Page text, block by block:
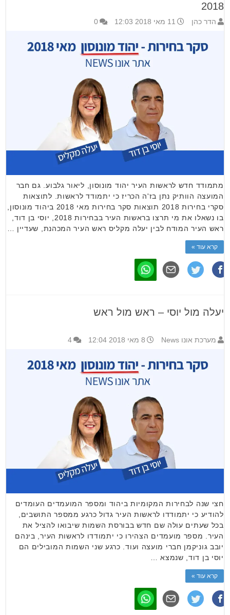
2018
הדר כהן 11 מאי 2018 12:03 0
מתמודד חדש לראשות העיר יהוד מונוסון, ליאור גלבוע. גם חבר
המועצה הוותיק נתן בז'ה הכריז כי יתמודד לראשות. לתוצאות
סקרי בחירות 2018 תוצאות סקר בחירות מאי 2018 ביהוד מונוסון,
בו נשאלו את מי תרצו בראשות העיר בבחירות 2018, יוסי בן דוד,
ראש העיר המודח לבין יעלה מקליס ראש העיר המכהנת, שעדיין …
קרא עוד »
יעלה מול יוסי – ראש מול ראש
מערכת אונו News 8 מאי 2018 12:04 4
חצי שנה לבחירות המקומיות ביהוד ומספר המועמדים העומדים
להודיע כי יתמודדו לראשות העיר גדול כרגע ממספר התושבים,
בכל שעתים עולה שם חדש בבורסת השמות שיבואו להציל את
העיר. מספר מועמדים הצהירו כי יתמודדו לראשות העיר, בינהם
יובב גוניקמן חברי מועצה ועוד. כרגע שני השמות המובילים הם
יוסי בן דוד, שנמצא …
קרא עוד »